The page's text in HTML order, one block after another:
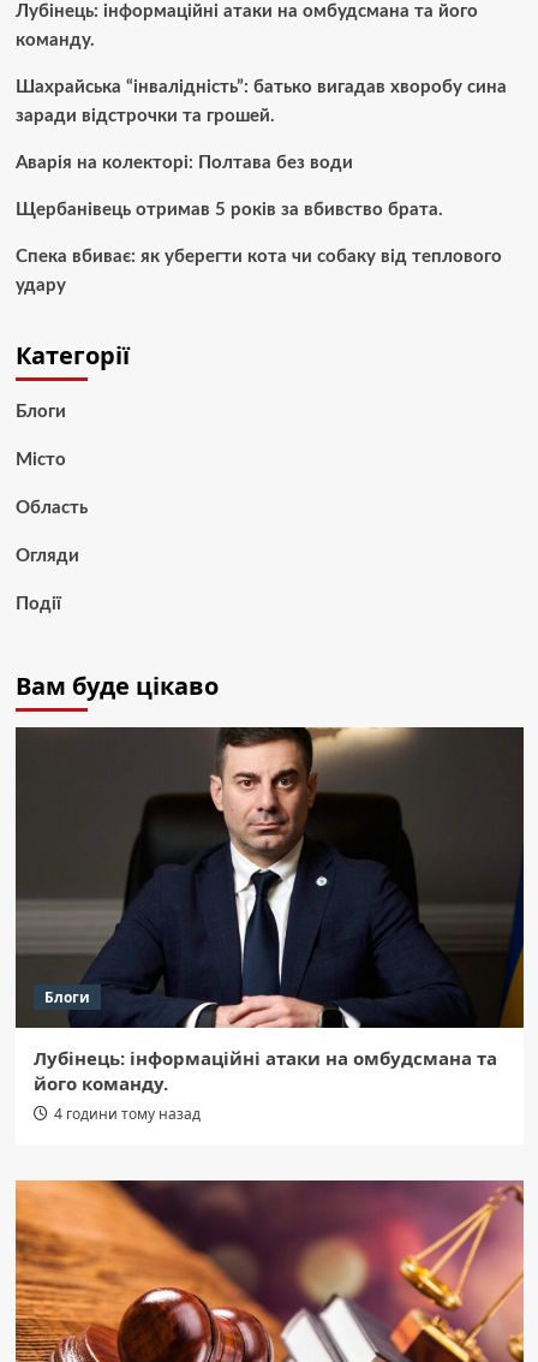
Лубінець: інформаційні атаки на омбудсмана та його
команду.
Шахрайська “інвалідність”: батько вигадав хворобу сина
заради відстрочки та грошей.
Аварія на колекторі: Полтава без води
Щербанівець отримав 5 років за вбивство брата.
Спека вбиває: як уберегти кота чи собаку від теплового
удару
Категорії
Блоги
Місто
Область
Огляди
Події
Вам буде цікаво
Блоги
Лубінець: інформаційні атаки на омбудсмана та
його команду.
4 години тому назад